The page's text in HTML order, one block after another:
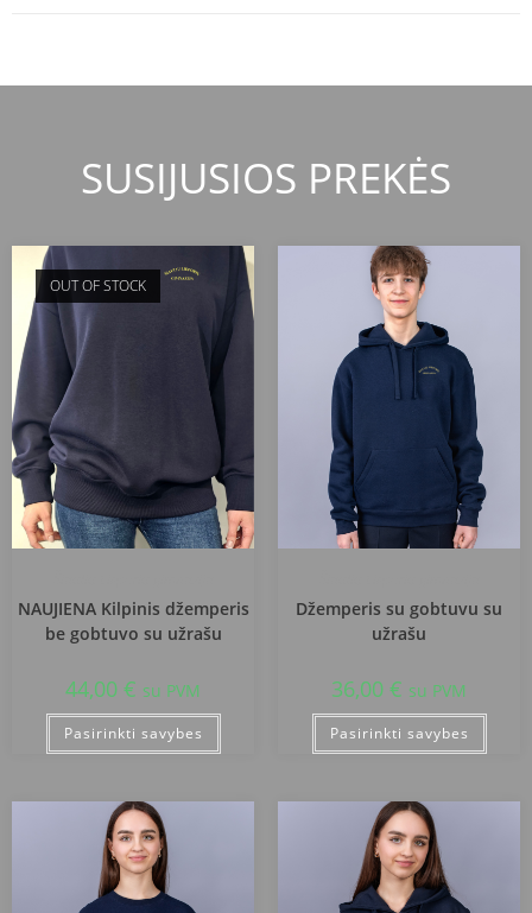
SUSIJUSIOS PREKĖS
OUT OF STOCK
NAUJIENA Kilpinis džemperis
be gobtuvo su užrašu
44,00 € su PVM
Pasirinkti savybes
Džemperis su gobtuvu su
užrašu
36,00 € su PVM
Pasirinkti savybes